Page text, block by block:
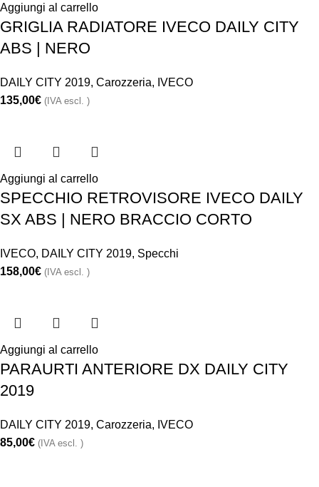
Aggiungi al carrello
GRIGLIA RADIATORE IVECO DAILY CITY
ABS | NERO
DAILY CITY 2019, Carozzeria, IVECO
135,00€ (IVA escl. )
Aggiungi al carrello
SPECCHIO RETROVISORE IVECO DAILY
SX ABS | NERO BRACCIO CORTO
IVECO, DAILY CITY 2019, Specchi
158,00€ (IVA escl. )
Aggiungi al carrello
PARAURTI ANTERIORE DX DAILY CITY
2019
DAILY CITY 2019, Carozzeria, IVECO
85,00€ (IVA escl. )